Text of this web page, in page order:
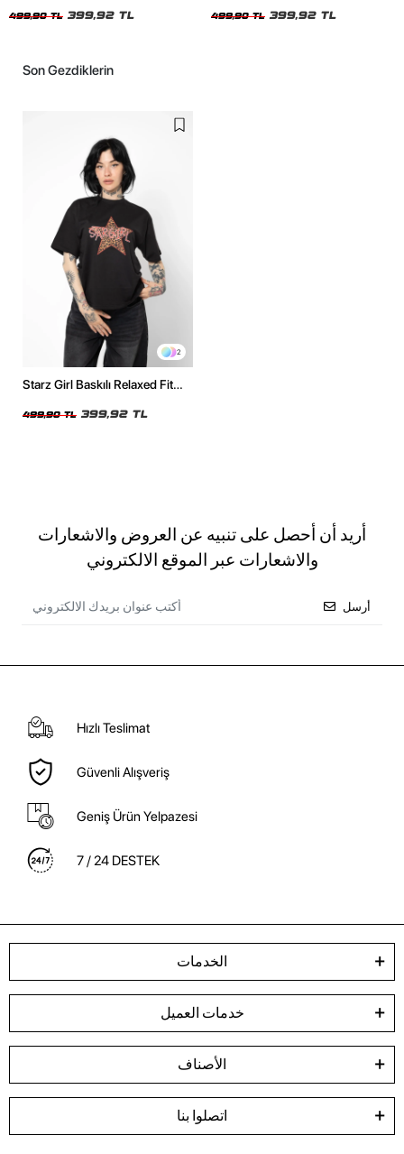
499,90 TL 399,92 TL 499,90 TL 399,92 TL
Son Gezdiklerin
2
Starz Girl Baskılı Relaxed Fit
499,90 TL 399,92 TL
أريد أن أحصل على تنبيه عن العروض والاشعارات
والاشعارات عبر الموقع الالكتروني
أرسل
Hızlı Teslimat
Güvenli Alışveriş
Geniş Ürün Yelpazesi
7 / 24 DESTEK
الخدمات
خدمات العميل
الأصناف
اتصلوا بنا